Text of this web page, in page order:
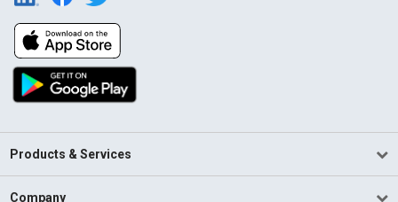
Products & Services
Company